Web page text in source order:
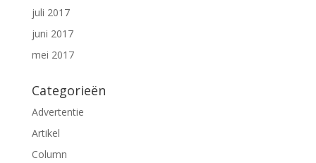
juli 2017
juni 2017
mei 2017
Categorieën
Advertentie
Artikel
Column